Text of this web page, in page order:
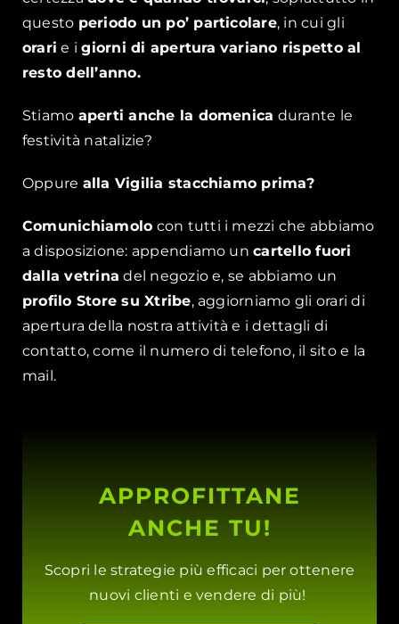
questo periodo un po’ particolare, in cui gli
orari e igiorni di apertura variano rispetto al
resto dell’anno.
Stiamo aperti anche la domenica durante le
festività natalizie?
Oppure alla Vigilia stacchiamo prima?
Comunichiamolo con tutti i mezzi che abbiamo
a disposizione: appendiamo uncartello fuori
dalla vetrina del negozio e, se abbiamo un
profilo Store su Xtribe, aggiorniamo gli orari di
apertura della nostra attività e i dettagli di
contatto, come il numero di telefono, il sito e la
mail.
APPROFITTANE
ANCHE TU!
Scopri le strategie più efficaci per ottenere
nuovi clienti e vendere di più!